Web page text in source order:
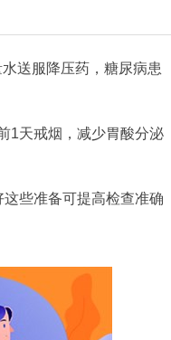
送服降压药，糖尿病患
1天戒烟，减少胃酸分泌
些准备可提高检查准确